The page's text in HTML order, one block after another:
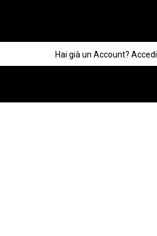
Hai già un Account? Accedi